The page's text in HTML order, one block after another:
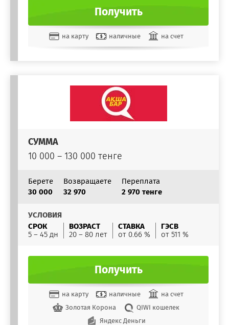
Получить
на карту наличные на счет
СУММА
10 000 – 130 000 тенге
Берете
30 000
Возвращаете
32 970
Переплата
2 970 тенге
УСЛОВИЯ
СРОК
5 – 45 дн
ВОЗРАСТ
20 – 80 лет
СТАВКА
от 0.66 %
ГЭСВ
от 511 %
Получить
на карту наличные
на счет
Золотая Корона
QIWI кошелек
Яндекс Деньги